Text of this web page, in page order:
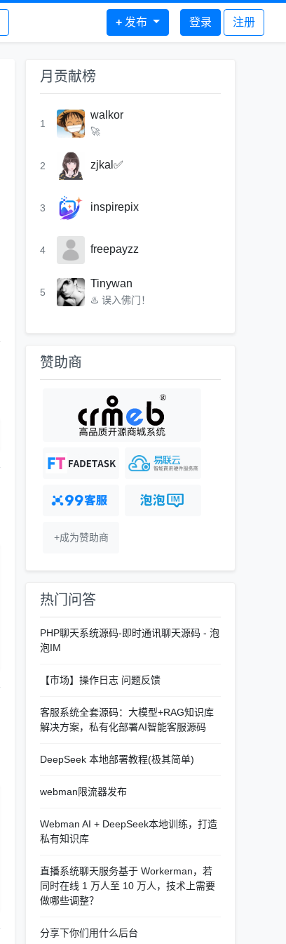
+ 发布 登录 注册
月贡献榜
1
walkor
🚀
2 zjkal✅
3 inspirepix
4 freepayzz
5
Tinywan
♨️ 误入佛门！
赞助商
+成为赞助商
热门问答
PHP聊天系统源码-即时通讯聊天源码 - 泡
泡IM
【市场】操作日志 问题反馈
客服系统全套源码：大模型+RAG知识库
解决方案，私有化部署AI智能客服源码
DeepSeek 本地部署教程(极其简单)
webman限流器发布
Webman AI + DeepSeek本地训练，打造
私有知识库
直播系统聊天服务基于 Workerman，若
同时在线 1 万人至 10 万人，技术上需要
做哪些调整？
分享下你们用什么后台